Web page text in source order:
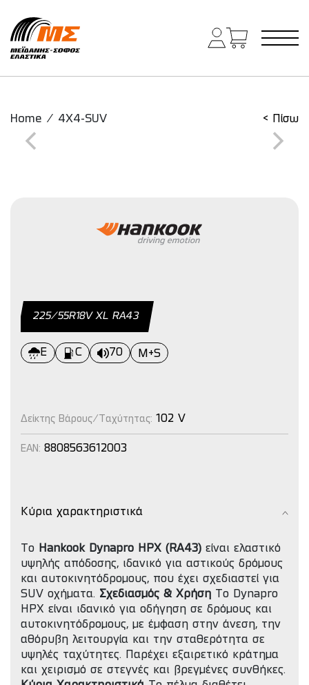
Main Navigation
Home / 4X4-SUV < Πίσω
225/55R18V XL RΑ43
E C 70 M+S
Δείκτης Βάρους/Ταχύτητας: 102 V
EAN: 8808563612003
Κύρια χαρακτηριστικά
Το Hankook Dynapro HPX (RA43) είναι ελαστικό
υψηλής απόδοσης, ιδανικό για αστικούς δρόμους
και αυτοκινητόδρομους, που έχει σχεδιαστεί για
SUV οχήματα. Σχεδιασμός & Χρήση Το Dynapro
HPX είναι ιδανικό για οδήγηση σε δρόμους και
αυτοκινητόδρομους, με έμφαση στην άνεση, την
αθόρυβη λειτουργία και την σταθερότητα σε
υψηλές ταχύτητες. Παρέχει εξαιρετικό κράτημα
και χειρισμό σε στεγνές και βρεγμένες συνθήκες.